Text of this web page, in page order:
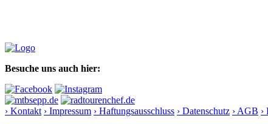
Besuche uns auch hier:
› Kontakt › Impressum › Haftungsausschluss › Datenschutz › AGB ›